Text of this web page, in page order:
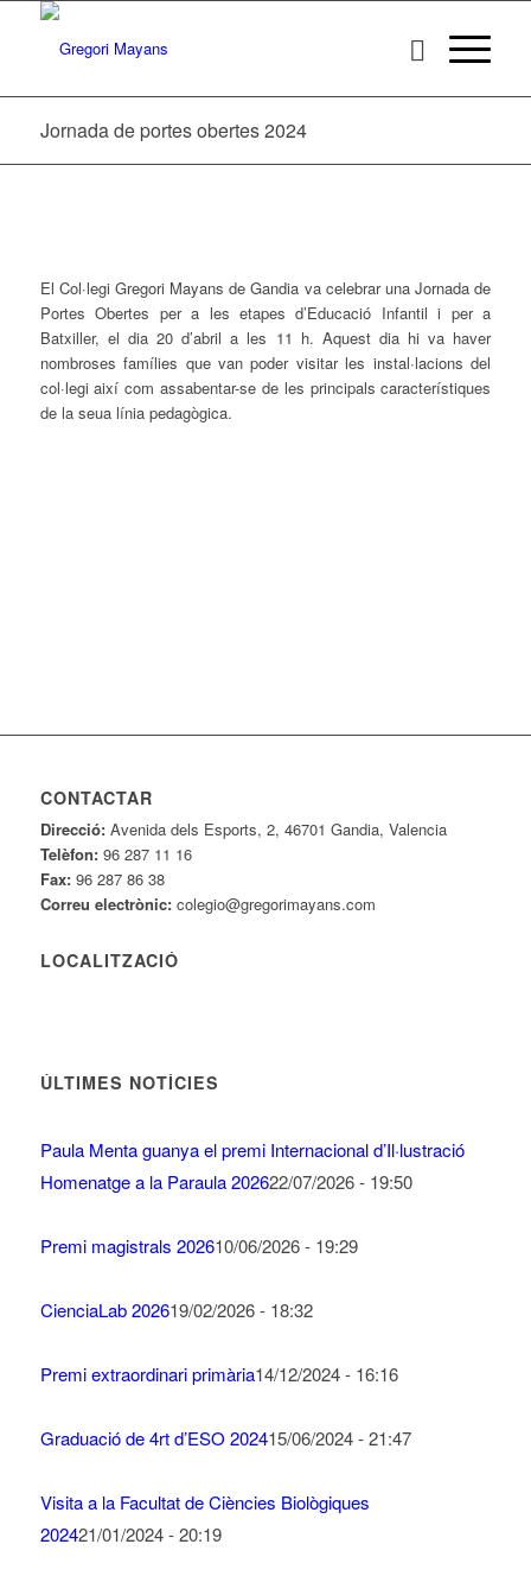
Jornada de portes obertes 2024
El Col·legi Gregori Mayans de Gandia va celebrar una Jornada de
Portes Obertes per a les etapes d’Educació Infantil i per a
Batxiller, el dia 20 d’abril a les 11 h. Aquest dia hi va haver
nombroses famílies que van poder visitar les instal·lacions del
col·legi així com assabentar-se de les principals característiques
de la seua línia pedagògica.
CONTACTAR
Direcció:Avenida dels Esports, 2, 46701 Gandia, Valencia
Telèfon:96 287 11 16
Fax:96 287 86 38
Correu electrònic:colegio@gregorimayans.com
LOCALITZACIÓ
ÚLTIMES NOTÍCIES
Paula Menta guanya el premi Internacional d’Il·lustració
Homenatge a la Paraula 202622/07/2026 - 19:50
Premi magistrals 202610/06/2026 - 19:29
CienciaLab 202619/02/2026 - 18:32
Premi extraordinari primària14/12/2024 - 16:16
Graduació de 4rt d’ESO 202415/06/2024 - 21:47
Visita a la Facultat de Ciències Biològiques
202421/01/2024 - 20:19